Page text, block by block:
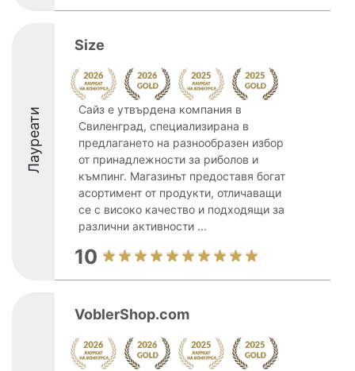
Лауреати
Size
Сайз е утвърдена компания в
Свиленград, специализирана в
предлагането на разнообразен избор
от принадлежности за риболов и
къмпинг. Магазинът предоставя богат
асортимент от продукти, отличаващи
се с високо качество и подходящи за
различни активности ...
10
VoblerShop.com